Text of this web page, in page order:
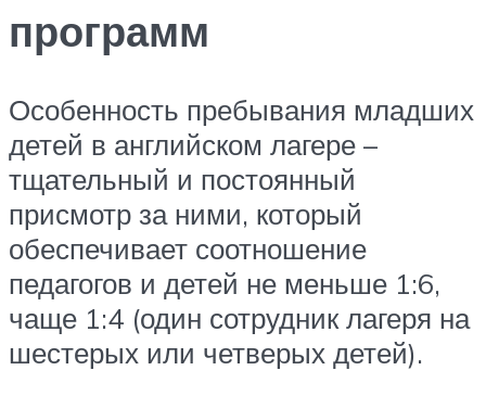
программ
Особенность пребывания младших
детей в английском лагере –
тщательный и постоянный
присмотр за ними, который
обеспечивает соотношение
педагогов и детей не меньше 1:6,
чаще 1:4 (один сотрудник лагеря на
шестерых или четверых детей).